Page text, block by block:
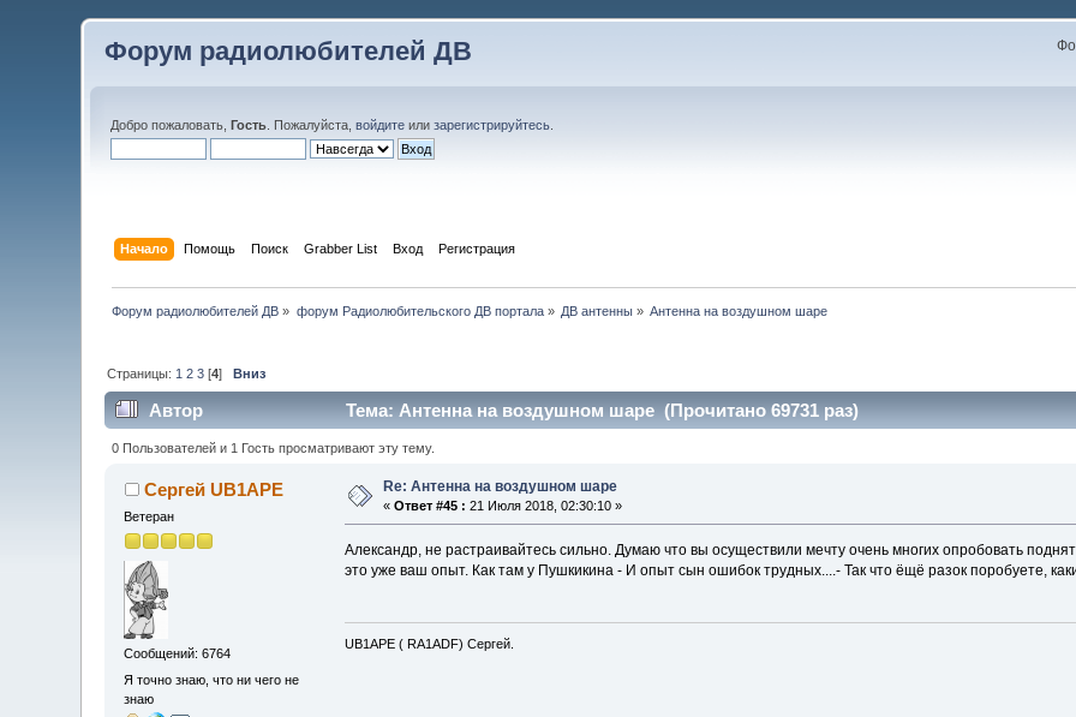
Форум радиолюбителей ДВ
Добро пожаловать,Гость . Пожалуйста,войдите илизарегистрируйтесь
Начало Помощь Поиск Grabber List Вход Регистрация
Форум радиолюбителей ДВ » форум Радиолюбительского ДВ портала» ДВ антенны » Антенна на воздушном шаре
Страницы: 1 2 3 [4]Вниз
Автор Тема: Антенна на воздушном шаре (Прочитано 69731 раз)
0 Пользователей и 1 Гость просматривают эту тему.
Сергей UB1APE
Ветеран
Сообщений: 6764
Я точно знаю, что ни чего не
знаю
Re: Антенна на воздушном шаре
«Ответ #45 : 21 Июля 2018, 02:30:10 »
Александр, не растраивайтесь сильно. Думаю что вы осуществили мечту очень многих опробовать
это уже ваш опыт. Как там у Пушкикина - И опыт сын ошибок трудных....- Так что ёщё разок поробуете,
UB1APE ( RA1ADF) Сергей.